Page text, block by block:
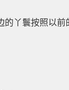
丫鬟按照以